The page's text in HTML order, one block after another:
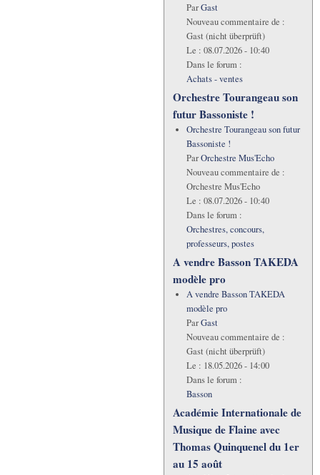
ParGast
Nouveau commentaire de :
Gast (nicht überprüft)
Le : 08.07.2026 - 10:40
Dans le forum :
Achats - ventes
Orchestre Tourangeau son
futur Bassoniste !
Orchestre Tourangeau son futur
Bassoniste !
ParOrchestre Mus'Echo
Nouveau commentaire de :
Orchestre Mus'Echo
Le : 08.07.2026 - 10:40
Dans le forum :
Orchestres, concours,
professeurs, postes
A vendre Basson TAKEDA
modèle pro
A vendre Basson TAKEDA
modèle pro
ParGast
Nouveau commentaire de :
Gast (nicht überprüft)
Le : 18.05.2026 - 14:00
Dans le forum :
Basson
Académie Internationale de
Musique de Flaine avec
Thomas Quinquenel du 1er
au 15 août